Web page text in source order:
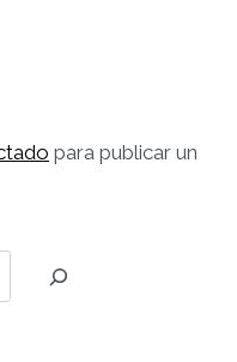
para publicar un